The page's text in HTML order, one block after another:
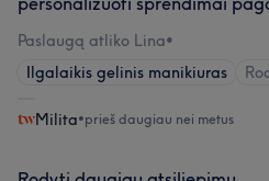
Paslaugą atliko Lina•
Ilgalaikis gelinis manikiuras
Milita•prieš daugiau nei metus